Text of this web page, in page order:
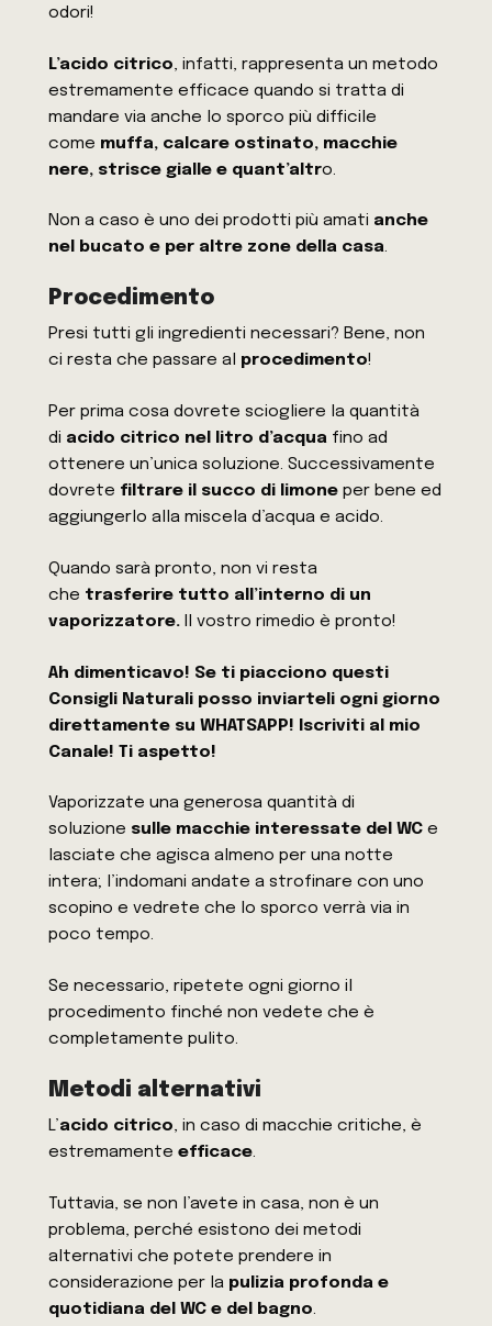
odori!
L’acido citrico, infatti, rappresenta un metodo
estremamente efficace quando si tratta di
mandare via anche lo sporco più difficile
come muffa, calcare ostinato, macchie
nere, strisce gialle e quant’altro.
Non a caso è uno dei prodotti più amati anche
nel bucato e per altre zone della casa.
Procedimento
Presi tutti gli ingredienti necessari? Bene, non
ci resta che passare al procedimento!
Per prima cosa dovrete sciogliere la quantità
di acido citrico nel litro d’acqua fino ad
ottenere un’unica soluzione. Successivamente
dovrete filtrare il succo di limone per bene ed
aggiungerlo alla miscela d’acqua e acido.
Quando sarà pronto, non vi resta
che trasferire tutto all’interno di un
vaporizzatore. Il vostro rimedio è pronto!
Ah dimenticavo! Se ti piacciono questi
Consigli Naturali posso inviarteli ogni giorno
direttamente su WHATSAPP! Iscriviti al mio
Canale! Ti aspetto!
Vaporizzate una generosa quantità di
soluzione sulle macchie interessate del WCe
lasciate che agisca almeno per una notte
intera; l’indomani andate a strofinare con uno
scopino e vedrete che lo sporco verrà via in
poco tempo.
Se necessario, ripetete ogni giorno il
procedimento finché non vedete che è
completamente pulito.
Metodi alternativi
L’acido citrico, in caso di macchie critiche, è
estremamenteefficace.
Tuttavia, se non l’avete in casa, non è un
problema, perché esistono dei metodi
alternativi che potete prendere in
considerazione per la pulizia profonda e
quotidiana del WC e del bagno.